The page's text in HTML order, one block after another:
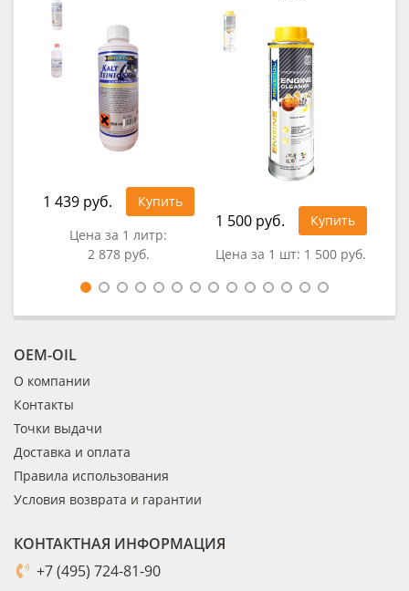
1 439 руб.
Купить
Цена за 1 литр:
2 878 руб.
1 500 руб.
Купить
Цена за 1 шт: 1 500 руб.
OEM-OIL
О компании
Контакты
Точки выдачи
Доставка и оплата
Правила использования
Условия возврата и гарантии
КОНТАКТНАЯ ИНФОРМАЦИЯ
+7 (495) 724-81-90